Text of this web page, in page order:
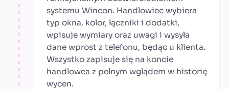
systemu Wincon. Handlowiec wybiera
typ okna, kolor, łączniki i dodatki,
wpisuje wymiary oraz uwagi i wysyła
dane wprost z telefonu, będąc u klienta.
Wszystko zapisuje się na koncie
handlowca z pełnym wglądem w historię
wycen.